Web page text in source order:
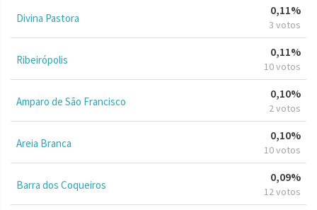
Divina Pastora
0,11%
3 votos
Ribeirópolis
0,11%
10 votos
Amparo de São Francisco
0,10%
2 votos
Areia Branca
0,10%
10 votos
Barra dos Coqueiros
0,09%
12 votos